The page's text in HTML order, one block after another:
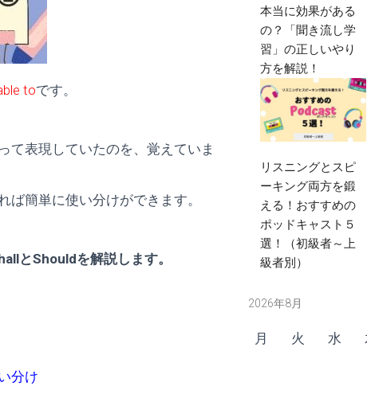
toです。
て表現していたのを、覚えていま
簡単に使い分けができます。
とShouldを解説します。
分け
本当に効果がある
の？「聞き流し学
習」の正しいやり
方を解説！
リスニングとスピ
ーキング両方を鍛
える！おすすめの
ポッドキャスト５
選！（初級者～上
級者別）
2026年8月
月 火 水